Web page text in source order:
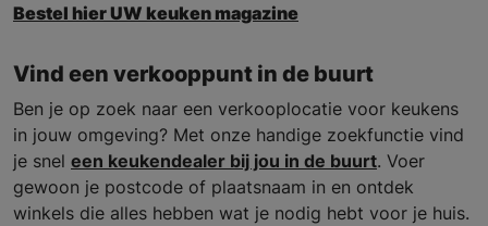
Bestel hier UW keuken magazine
Vind een verkooppunt in de buurt
Ben je op zoek naar een verkooplocatie voor keukens
in jouw omgeving? Met onze handige zoekfunctie vind
je snel een keukendealer bij jou in de buurt. Voer
gewoon je postcode of plaatsnaam in en ontdek
winkels die alles hebben wat je nodig hebt voor je huis.